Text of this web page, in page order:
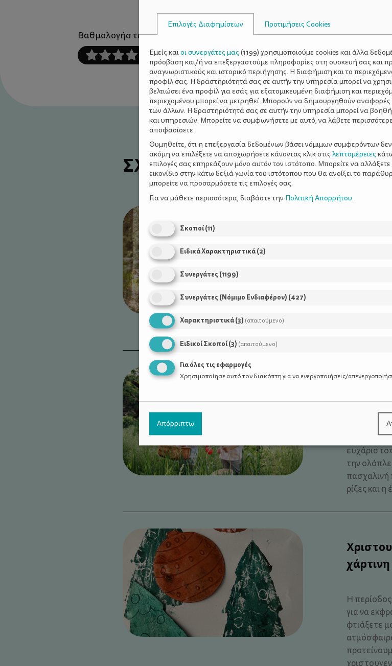
Βαθμολογήστε αυτό το άρθρο :
ΣΧΕΤΙΚΑ ΑΡΘΡΑ
3
Πόσες
μια
ότι θα
θα το
τους
Ένα
Η
την
ρίζες και η
Η
για να
φτιάξετε
Επιλογές Διαφημίσεων Προτιμήσεις Cookies
Εμείς καιοι συνεργάτες μας (1199) χρησιμοποιούμε cookies και άλλα
πρόσβαση και/ή να επεξεργαστούμε πληροφορίες στη συσκευή σας και
αναγνωριστικούς και ιστορικό περιήγησης. Η διαφήμιση και το
προφίλ σας. Η δραστηριότητά σας σε αυτήν την υπηρεσία μπορεί να
βελτιώσει ένα προφίλ για εσάς για εξατομικευμένη διαφήμιση και
περιεχομένου μπορεί να μετρηθεί. Μπορούν να δημιουργηθούν
των άλλων. Η δραστηριότητά σας σε αυτήν την υπηρεσία μπορεί να
και υπηρεσιών. Μπορείτε να συμφωνήσετε με αυτό, να λάβετε
αποφασίσετε.
Θυμηθείτε, ότι η επεξεργασία δεδομένων βάσει νόμιμων συμφερόντων
ακόμη να επιλέξετε να αποχωρήσετε κάνοντας κλικ στις λεπτομέρειες
επιλογές σας επηρεάζουν μόνο αυτόν τον ιστότοπο. Μπορείτε να
εικονίδιο στην κάτω δεξιά γωνία του ιστότοπου που θα ανοίξει το
μπορείτε να προσαρμόσετε τις επιλογές σας.
Για να μάθετε περισσότερα, διαβάστε την Πολιτική Απορρήτου.
Σκοποί(11)
Ειδικά Χαρακτηριστικά(2)
Συνεργάτες (1199)
Συνεργάτες (Νόμιμο Ενδιαφέρον) (427)
Χαρακτηριστικά(3) (απαιτούμενο)
Ειδικοί Σκοποί(3) (απαιτούμενο)
Για όλες τις εφαρμογές
Χρησιμοποίησε αυτό τον διακόπτη για να ενεργοποιήσεις/
Απόρριπτω